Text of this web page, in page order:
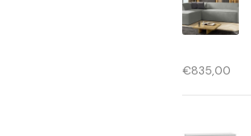
€835,00